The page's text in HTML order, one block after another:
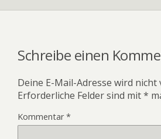
Schreibe einen
Deine E-Mail-Adresse wird
Erforderliche Felder sind mit*
Kommentar*